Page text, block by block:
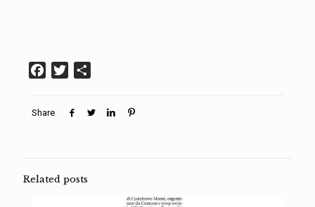
Facebook
Twitter
Share
Related posts